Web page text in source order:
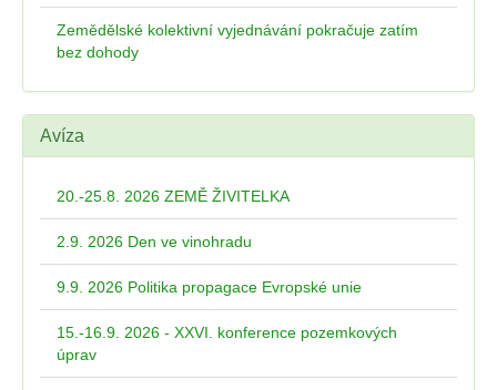
Zemědělské kolektivní vyjednávání pokračuje zatím
bez dohody
Avíza
20.-25.8. 2026 ZEMĚ ŽIVITELKA
2.9. 2026 Den ve vinohradu
9.9. 2026 Politika propagace Evropské unie
15.-16.9. 2026 - XXVI. konference pozemkových
úprav